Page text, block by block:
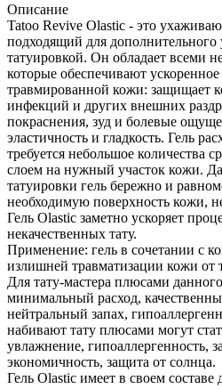
Описание
Tatoo Revive Olastic - это
подходящий для дополнительного
татуировкой. Он обладает всеми
которые обеспечивают
травмированной кожи: защищает
инфекций и других внешних
покраснения, зуд и болевые
эластичность и гладкость. Гель
требуется небольшое количества
слоем на нужный участок кожи.
татуировки гель бережно и
необходимую поверхность кожи,
Гель Olastic заметно ускоряет
некачественных тату.
Применение: гель в сочетании с
излишней травматизации кожи от
Для тату-мастера плюсами
минимальный расход,
нейтральный запах,
набивают тату плюсами могут
увлажнение, гипоаллергенность,
экономичность, защита от солнца.
Гель Olastic имеет в своем